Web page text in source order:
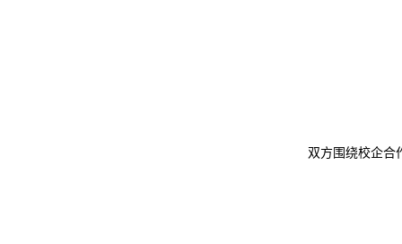
双方围绕校企合